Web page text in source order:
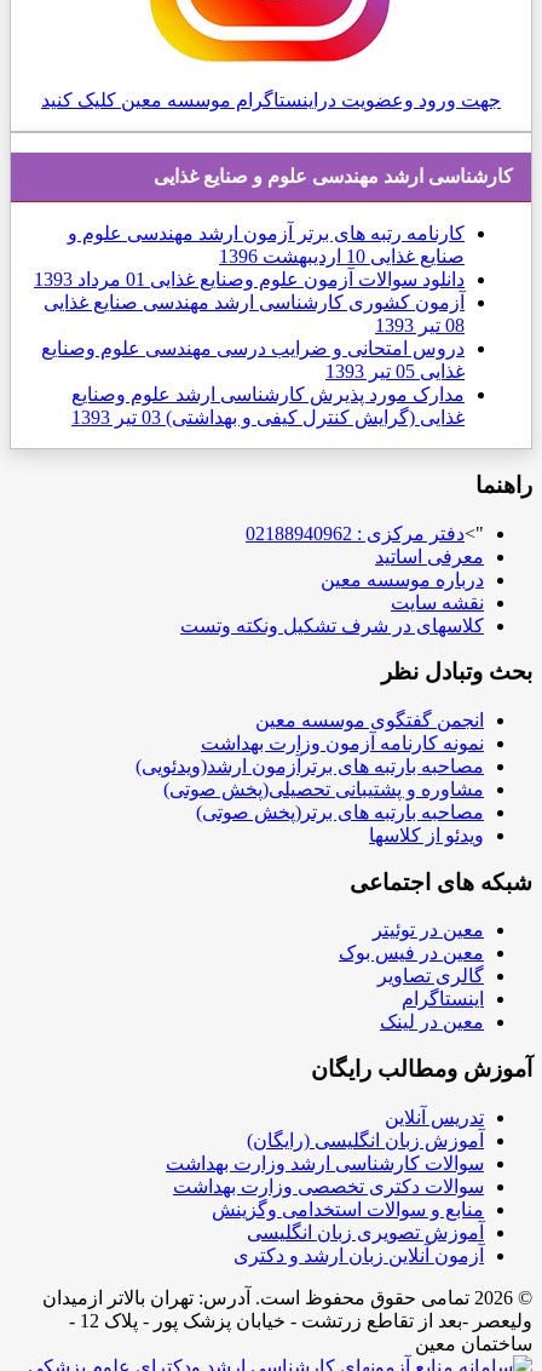
جهت ورود وعضویت دراینستاگرام موسسه معین کلیک کنید
كارشناسی ارشد مهندسی علوم و صنايع غذایی
کارنامه رتبه های برتر آزمون ارشد مهندسی علوم و
صنایع غذایی 10 ارديبهشت 1396
دانلود سوالات آزمون علوم وصنایع غذایی 01 مرداد 1393
آزمون کشوری کارشناسی ارشد مهندسی صنایع غذایی
08 تیر 1393
دروس امتحانی و ضرایب درسی مهندسی علوم وصنایع
غذایی 05 تیر 1393
مدارک مورد پذیرش کارشناسی ارشد علوم وصنایع
غذایی (گرایش کنترل کیفی و بهداشتی) 03 تیر 1393
راهنما
">دفتر مرکزی : 02188940962
معرفی اساتید
درباره موسسه معین
نقشه سایت
کلاسهای در شرف تشکیل ونکته وتست
بحث وتبادل نظر
انجمن گفتگوی موسسه معین
نمونه کارنامه آزمون وزارت بهداشت
مصاحبه بارتبه های برترآزمون ارشد(ویدئویی)
مشاوره و پشتیبانی تحصیلی(پخش صوتی)
مصاحبه بارتبه های برتر(پخش صوتی)
ویدئو از کلاسها
شبکه های اجتماعی
معین در توئیتر
معین در فیس بوک
گالری تصاویر
اینستاگرام
معین در لینک
آموزش ومطالب رایگان
تدریس آنلاین
آموزش زبان انگلیسی (رایگان)
سوالات کارشناسی ارشد وزارت بهداشت
سوالات دکتری تخصصی وزارت بهداشت
منابع و سوالات استخدامی وگزینش
آموزش تصویری زبان انگلیسی
آزمون آنلاین زبان ارشد و دکتری
© 2026 تمامی حقوق محفوظ است. آدرس:‌ تهران بالاتر ازمیدان
ولیعصر -بعد از تقاطع زرتشت - خیابان پزشک پور - پلاک 12 -
ساختمان معین